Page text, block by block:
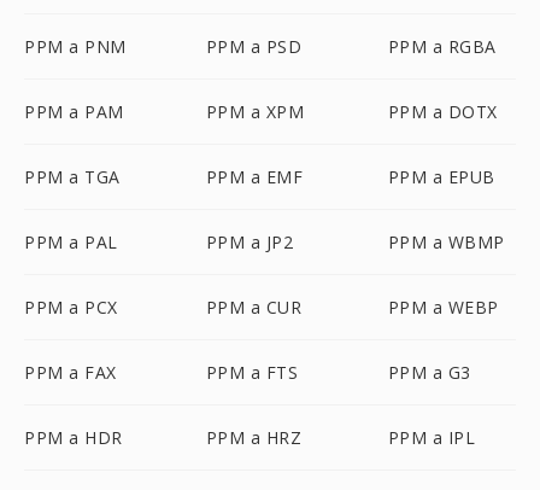
PPM a PNM PPM a PSD PPM a RGBA
PPM a PAM PPM a XPM PPM a DOTX
PPM a TGA PPM a EMF PPM a EPUB
PPM a PAL PPM a JP2 PPM a WBMP
PPM a PCX PPM a CUR PPM a WEBP
PPM a FAX PPM a FTS PPM a G3
PPM a HDR PPM a HRZ PPM a IPL